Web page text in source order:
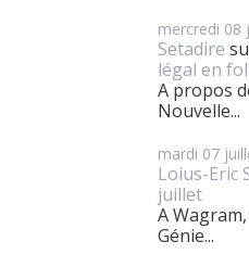
mercredi 08
Setadire
légal en
A propos
Nouvelle...
mardi 07
Loius-Eric
juillet
A
Génie...